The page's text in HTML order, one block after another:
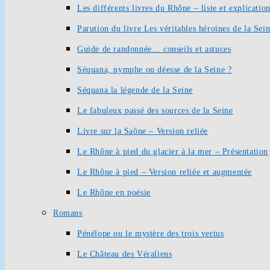
Les différents livres du Rhône – liste et
Parution du livre Les véritables héroïnes de la
Guide de randonnée… conseils et astuces
Séquana, nymphe ou déesse de la Seine ?
Séquana la légende de la Seine
Le fabuleux passé des sources de la Seine
Livre sur la Saône – Version reliée
Le Rhône à pied du glacier à la mer – Présentation
Le Rhône à pied – Version reliée et augmentée
Le Rhône en poésie
Romans
Pénélope ou le mystère des trois vertus
Le Château des Véraliens